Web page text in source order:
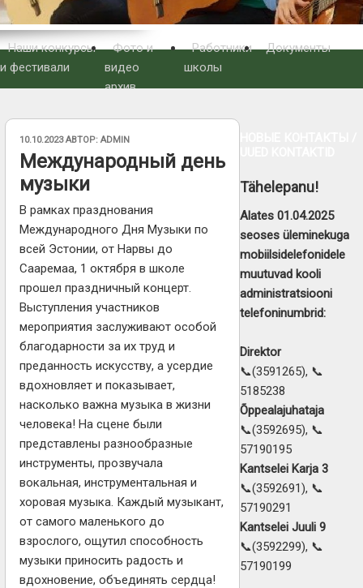
Наши конкурсы
и фестивали
Фото и
видео
архив
Работники
школы
Документы
ОПУБЛИКОВАНО
10.10.2023АВТОР: ADMIN
Международный день
музыки
В рамках празднования
Международного Дня Музыки по
всей Эстонии, от Нарвы до
Сааремаа, 1 октября в школе
прошел праздничный концерт.
Выступления участников
мероприятия заслуживают особой
благодарности за их труд и
преданность искусству, а усердие
вдохновляет и показывает,
насколько важна музыка в жизни
человека! На сцене были
представлены разнообразные
инструменты, прозвучала
вокальная, инструментальная и
хоровая музыка. Каждый музыкант,
от самого маленького до
взрослого, ощутил способность
музыки приносить радость и
вдохновение, объединять сердца!
Tähelepanu!
Alates 01.04.2025
seoses üleminekuga
mobiilsidelefonidele
muutuvad kooli
administratsiooni
telefoninumbrid:
Direktor
📞(3591265), 📞
5185238
Õppealajuhataja
📞(3592695), 📞
57190195
Kantselei Karja 3
📞(3592691), 📞
57190291
Kantselei Juuli 9
📞(3592299), 📞
57190199